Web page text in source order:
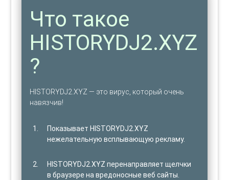
Что такое
HISTORYDJ2.XYZ
?
HISTORYDJ2.XYZ — это вирус, который очень
навязчив!
Показывает HISTORYDJ2.XYZ
нежелательную всплывающую рекламу.
HISTORYDJ2.XYZ перенаправляет щелчки
в браузере на вредоносные веб сайты.